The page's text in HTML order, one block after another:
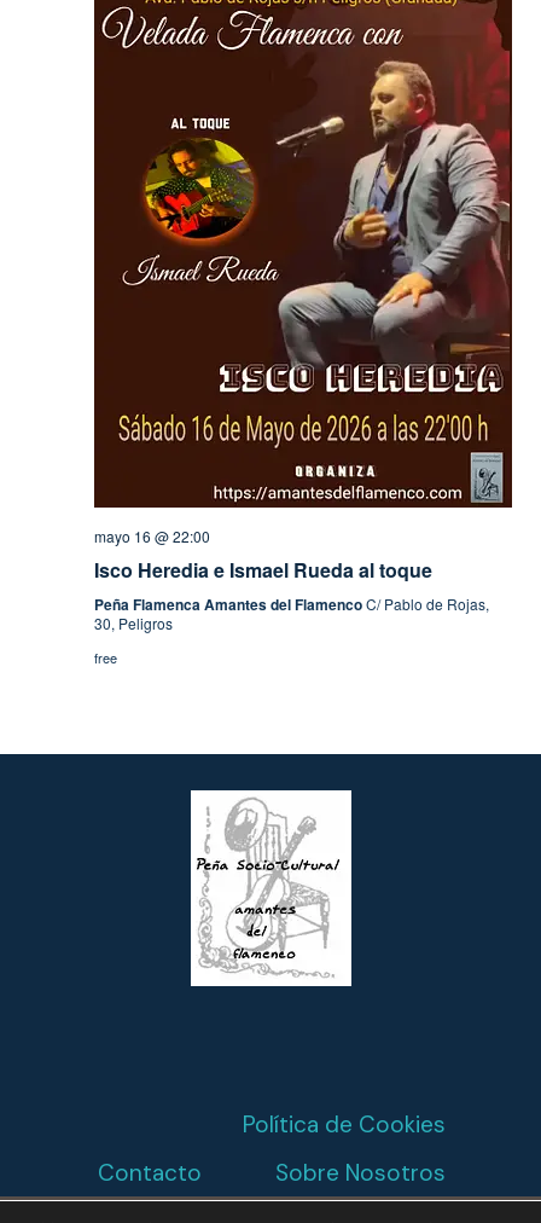
mayo 16 @ 22:00
Isco Heredia e Ismael Rueda al toque
Peña Flamenca Amantes del FlamencoC/ Pablo de Rojas,
30, Peligros
free
Política de Cookies
Contacto
Sobre Nosotros